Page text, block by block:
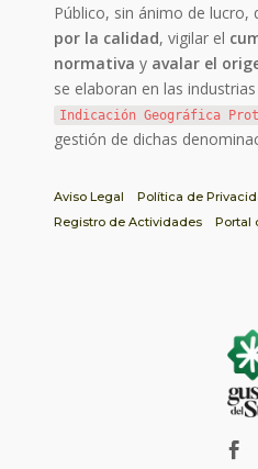
Público, sin ánimo de
por la calidad, vigilar el
normativa y avalar el
se elaboran en las
Indicación Geográfica
gestión de dichas
Aviso Legal Política de
Registro de Actividades
Portal